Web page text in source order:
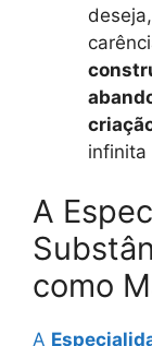
infinita
A
como
A